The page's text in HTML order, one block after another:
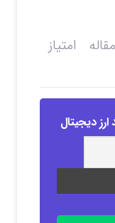
امتیاز
ارز دیجیتال